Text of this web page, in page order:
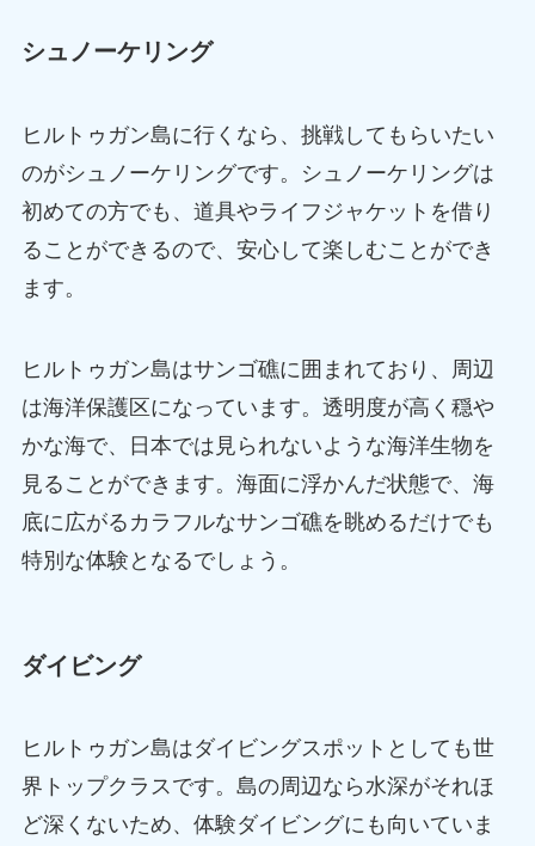
シュノーケリング
ヒルトゥガン島に行くなら、挑戦してもらいたい
のがシュノーケリングです。シュノーケリングは
初めての方でも、道具やライフジャケットを借り
ることができるので、安心して楽しむことができ
ます。
ヒルトゥガン島はサンゴ礁に囲まれており、周辺
は海洋保護区になっています。透明度が高く穏や
かな海で、日本では見られないような海洋生物を
見ることができます。海面に浮かんだ状態で、海
底に広がるカラフルなサンゴ礁を眺めるだけでも
特別な体験となるでしょう。
ダイビング
ヒルトゥガン島はダイビングスポットとしても世
界トップクラスです。島の周辺なら水深がそれほ
ど深くないため、体験ダイビングにも向いていま